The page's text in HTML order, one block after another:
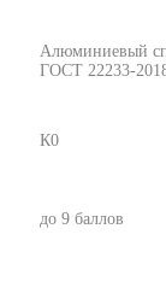
Алюминиевый
ГОСТ 22233-
К0
до 9 баллов